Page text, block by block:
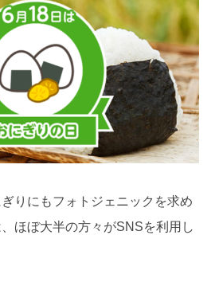
りにもフォトジェニックを求め
ほぼ大半の方々がSNSを利用し